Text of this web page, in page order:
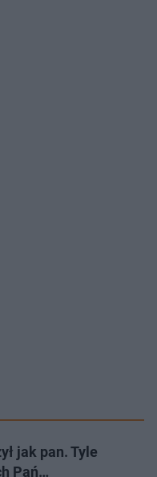
jak pan. Tyle
Pań…